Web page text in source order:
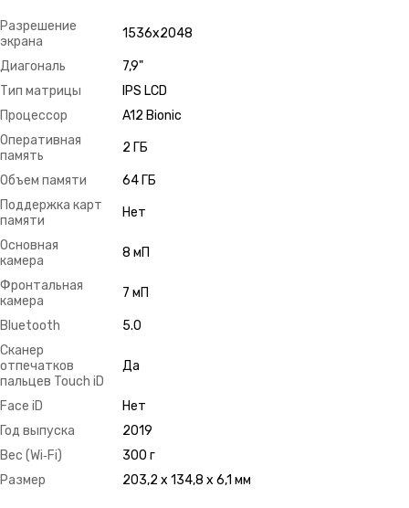
Разрешение
экрана
1536х2048
Диагональ
7,9"
Тип матрицы
IPS LCD
Процессор
A12 Bionic
Оперативная
память
2 ГБ
Объем памяти
64 ГБ
Поддержка карт
памяти
Нет
Основная
камера
8 мП
Фронтальная
камера
7 мП
Bluetooth
5.0
Сканер
отпечатков
пальцев Touch iD
Да
Face iD
Нет
Год выпуска
2019
Вес (Wi‑Fi)
300 г
Размер
203,2 x 134,8 x 6,1 мм